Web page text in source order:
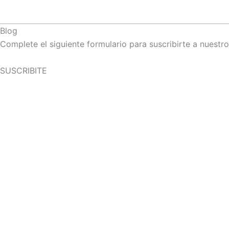
Blog
Complete el siguiente formulario para suscribirte a
SUSCRIBITE